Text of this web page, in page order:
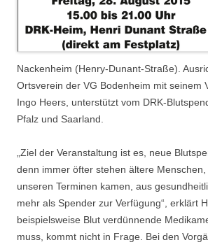
Nackenheim (Henry-Dunant-Straße).
Ortsverein der VG Bodenheim mit seinem
Ingo Heers, unterstützt vom DRK-
Pfalz und Saarland.
„Ziel der Veranstaltung ist es, neue
denn immer öfter stehen ältere
unseren Terminen kamen, aus
mehr als Spender zur Verfügung“, erklärt
beispielsweise Blut verdünnende
muss, kommt nicht in Frage. Bei den